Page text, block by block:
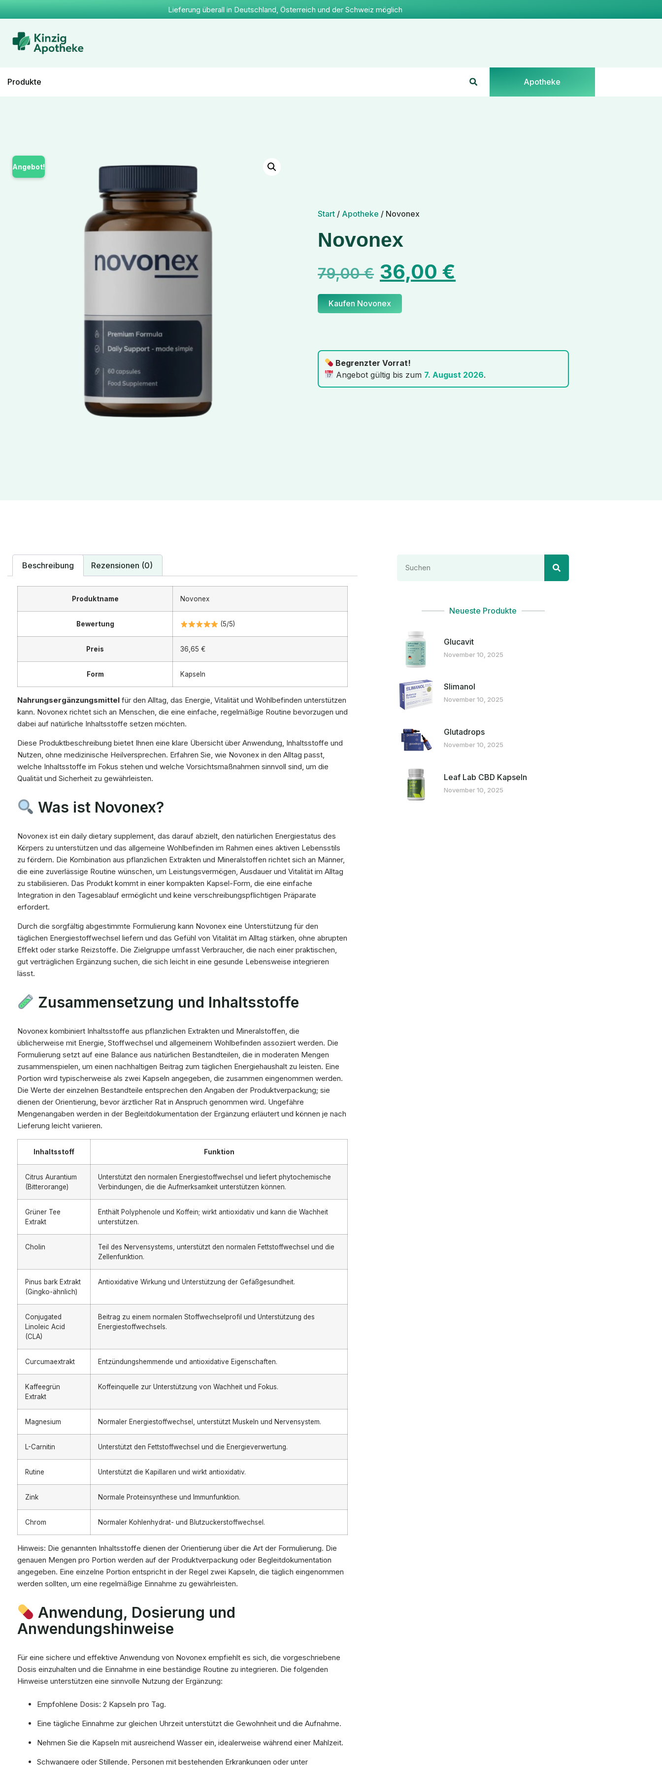
Lieferung überall in Deutschland, Österreich und der Schweiz möglich
Produkte Apotheke
Angebot!
Start / Apotheke / Novonex
Novonex
79,00€ 36,00 €
Kaufen Novonex
Begrenzter Vorrat!
Angebot gültig bis zum 7. August 2026.
Beschreibung Rezensionen (0)
Produktname Novonex
Bewertung (5/5)
Preis 36,65 €
Form Kapseln
Nahrungsergänzungsmittel für den Alltag, das Energie, Vitalität und Wohlbefinden unterstützen
kann. Novonex richtet sich an Menschen, die eine einfache, regelmäßige Routine bevorzugen und
dabei auf natürliche Inhaltsstoffe setzen möchten.
Diese Produktbeschreibung bietet Ihnen eine klare Übersicht über Anwendung, Inhaltsstoffe und
Nutzen, ohne medizinische Heilversprechen. Erfahren Sie, wie Novonex in den Alltag passt,
welche Inhaltsstoffe im Fokus stehen und welche Vorsichtsmaßnahmen sinnvoll sind, um die
Qualität und Sicherheit zu gewährleisten.
Was ist Novonex?
Novonex ist ein daily dietary supplement, das darauf abzielt, den natürlichen Energiestatus des
Körpers zu unterstützen und das allgemeine Wohlbefinden im Rahmen eines aktiven Lebensstils
zu fördern. Die Kombination aus pflanzlichen Extrakten und Mineralstoffen richtet sich an Männer,
die eine zuverlässige Routine wünschen, um Leistungsvermögen, Ausdauer und Vitalität im Alltag
zu stabilisieren. Das Produkt kommt in einer kompakten Kapsel-Form, die eine einfache
Integration in den Tagesablauf ermöglicht und keine verschreibungspflichtigen Präparate
erfordert.
Durch die sorgfältig abgestimmte Formulierung kann Novonex eine Unterstützung für den
täglichen Energiestoffwechsel liefern und das Gefühl von Vitalität im Alltag stärken, ohne abrupten
Effekt oder starke Reizstoffe. Die Zielgruppe umfasst Verbraucher, die nach einer praktischen,
gut verträglichen Ergänzung suchen, die sich leicht in eine gesunde Lebensweise integrieren
lässt.
Zusammensetzung und Inhaltsstoffe
Novonex kombiniert Inhaltsstoffe aus pflanzlichen Extrakten und Mineralstoffen, die
üblicherweise mit Energie, Stoffwechsel und allgemeinem Wohlbefinden assoziiert werden. Die
Formulierung setzt auf eine Balance aus natürlichen Bestandteilen, die in moderaten Mengen
zusammenspielen, um einen nachhaltigen Beitrag zum täglichen Energiehaushalt zu leisten. Eine
Portion wird typischerweise als zwei Kapseln angegeben, die zusammen eingenommen werden.
Die Werte der einzelnen Bestandteile entsprechen den Angaben der Produktverpackung; sie
dienen der Orientierung, bevor ärztlicher Rat in Anspruch genommen wird. Ungefähre
Mengenangaben werden in der Begleitdokumentation der Ergänzung erläutert und können je nach
Lieferung leicht variieren.
Inhaltsstoff Funktion
Citrus Aurantium
(Bitterorange)
Unterstützt den normalen Energiestoffwechsel und liefert phytochemische
Verbindungen, die die Aufmerksamkeit unterstützen können.
Grüner Tee
Extrakt
Enthält Polyphenole und Koffein; wirkt antioxidativ und kann die Wachheit
unterstützen.
Cholin
Teil des Nervensystems, unterstützt den normalen Fettstoffwechsel und die
Zellenfunktion.
Pinus bark Extrakt
(Gingko-ähnlich)
Antioxidative Wirkung und Unterstützung der Gefäßgesundheit.
Conjugated
Linoleic Acid
(CLA)
Beitrag zu einem normalen Stoffwechselprofil und Unterstützung des
Energiestoffwechsels.
Curcumaextrakt Entzündungshemmende und antioxidative Eigenschaften.
Kaffeegrün
Extrakt
Koffeinquelle zur Unterstützung von Wachheit und Fokus.
Magnesium Normaler Energiestoffwechsel, unterstützt Muskeln und Nervensystem.
L-Carnitin Unterstützt den Fettstoffwechsel und die Energieverwertung.
Rutine Unterstützt die Kapillaren und wirkt antioxidativ.
Zink Normale Proteinsynthese und Immunfunktion.
Chrom Normaler Kohlenhydrat- und Blutzuckerstoffwechsel.
Hinweis: Die genannten Inhaltsstoffe dienen der Orientierung über die Art der Formulierung. Die
genauen Mengen pro Portion werden auf der Produktverpackung oder Begleitdokumentation
angegeben. Eine einzelne Portion entspricht in der Regel zwei Kapseln, die täglich eingenommen
werden sollten, um eine regelmäßige Einnahme zu gewährleisten.
Anwendung, Dosierung und
Anwendungshinweise
Für eine sichere und effektive Anwendung von Novonex empfiehlt es sich, die vorgeschriebene
Dosis einzuhalten und die Einnahme in eine beständige Routine zu integrieren. Die folgenden
Hinweise unterstützen eine sinnvolle Nutzung der Ergänzung:
Empfohlene Dosis: 2 Kapseln pro Tag.
Eine tägliche Einnahme zur gleichen Uhrzeit unterstützt die Gewohnheit und die Aufnahme.
Nehmen Sie die Kapseln mit ausreichend Wasser ein, idealerweise während einer Mahlzeit.
Schwangere oder Stillende, Personen mit bestehenden Erkrankungen oder unter
Neueste Produkte
Glucavit
November 10, 2025
Slimanol
November 10, 2025
Glutadrops
November 10, 2025
Leaf Lab CBD Kapseln
November 10, 2025